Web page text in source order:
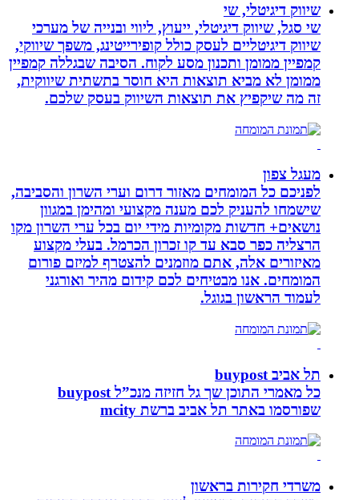
שיווק דיגיטלי, שי
שי סגל, שיווק דיגיטלי, ייעוץ, ליווי ובנייה של מערכי
שיווק דיגיטליים לעסק כולל קופירייטינג, משפך שיווקי,
קמפיין ממומן ותכנון מסע לקוח. הסיבה שבגללה קמפיין
ממומן לא מביא תוצאות היא חוסר בתשתית שיווקית,
זה מה שיקפיץ את תוצאות השיווק בעסק שלכם.
מעגל צפון
לפניכם כל המומחים מאזור דרום וערי השרון והסביבה,
שישמחו להעניק לכם מענה מקצועי ומהימן במגוון
נושאים+ חדשות מקומיות מידי יום בכל ערי השרון מקו
הרצליה כפר סבא עד קו זכרון הכרמל. בעלי מקצוע
מאיזורים אלה, אתם מוזמנים להצטרף למיזם פורום
המומחים. אנו מבטיחים לכם קידום מהיר ואורגני
לעמוד הראשון בגוגל.
תל אביב buypost
כל מאמרי התוכן שך גל חזיזה מנכ”ל buypost
שפורסמו באתר תל אביב ברשת mcity
משרדי חקירות בראשון